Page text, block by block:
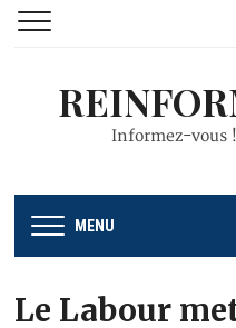
Informez-vous
MENU
Le Labour